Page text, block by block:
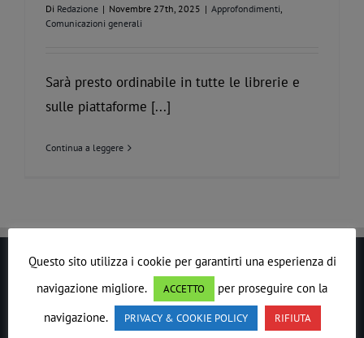
Di Redazione | Novembre 27th, 2025 | Approfondimenti,
Comunicazioni generali
Sarà presto ordinabile in tutte le librerie e
sulle piattaforme [...]
Continua a leggere
In ogni epoca il Lavoro Massonicosi è evoluto
Questo sito utilizza i cookie per garantirti una esperienza di
navigazione migliore.
ACCETTO
per proseguire con la
navigazione.
PRIVACY & COOKIE POLICY RIFIUTA